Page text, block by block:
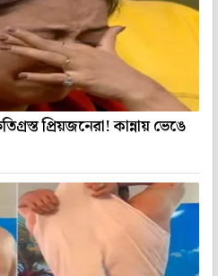
প্রিয়জনেরা! কান্নায় ভেঙে